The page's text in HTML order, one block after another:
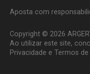
Aposta com
Copyright © 2026
Ao utilizar este site,
Privacidade e Termos de